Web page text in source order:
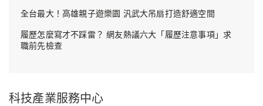
全台最大！高雄親子遊樂園 汎武大吊扇打造舒適空間
履歷怎麼寫才不踩雷？ 網友熱議六大「履歷注意事項」求
職前先檢查
科技產業服務中心